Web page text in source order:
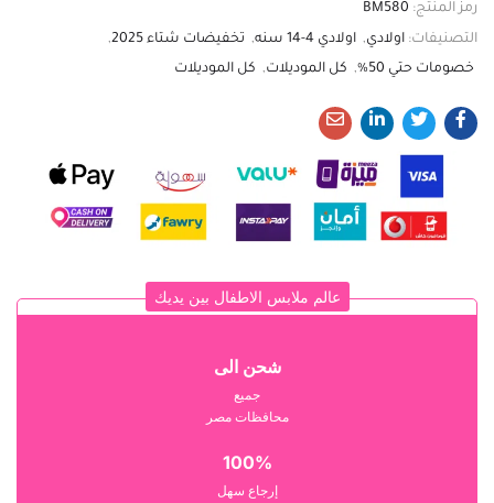
رمز المنتج: BM580
التصنيفات: اولادي, اولادي 4-14 سنه , تخفيضات شتاء 2025
,
خصومات حتي 50%
, كل الموديلات, كل الموديلات
عالم ملابس الاطفال بين يديك
شحن الى
جميع
محافظات مصر
100%
إرجاع سهل